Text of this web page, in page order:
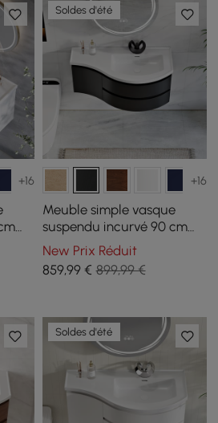
+16
Soldes d'été
+16
Meuble simple vasque
suspendu incurvé 90 cm
avec rangement
New Prix Réduit
859,99€ 899,99 €
Soldes d'été